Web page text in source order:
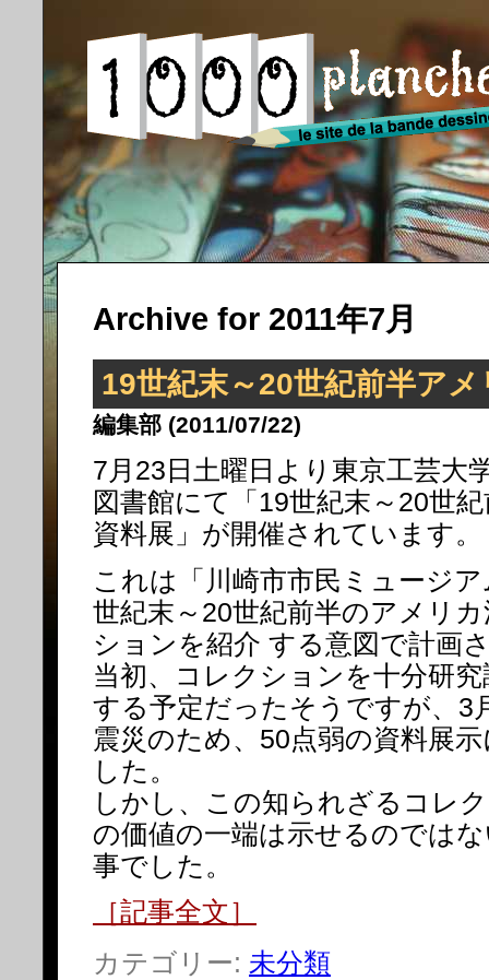
Archive for 2011年7月
19世紀末～20世紀前半ア
編集部 (2011/07/22)
7月23日土曜日より東京工芸大
図書館にて「19世紀末～20世
資料展」が開催されています。
これは「川崎市市民ミュージ
世紀末～20世紀前半のアメリ
ションを紹介 する意図で計画
当初、コレクションを十分研
する予定だったそうですが、3
震災のため、50点弱の資料展
した。
しかし、この知られざるコレ
の価値の一端は示せるのでは
事でした。
［記事全文］
カテゴリー: 未分類